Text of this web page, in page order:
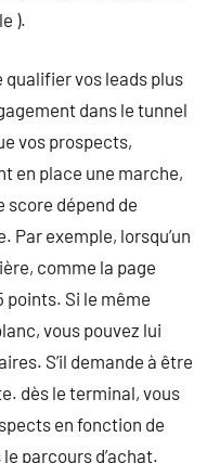
).
qualifier vos leads plus
dans le tunnel
vos prospects,
en place une marche,
score dépend de
Par exemple, lorsqu’un
comme la page
Si le même
vous pouvez lui
S’il demande à être
dès le terminal, vous
en fonction de
parcours d’achat.